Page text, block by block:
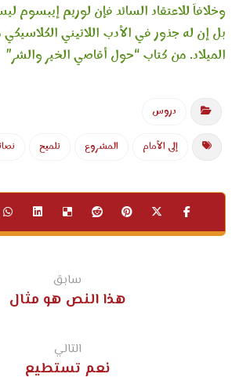
وخلافاَ للاعتقاد السائد فإن لوريم إيبسوم
بل إن له جذور في الأدب اللاتيني
الميلاد. من كتاب “حول أقاصي الخير والشر”
دروس
إلى الأمام المشروع تلميح
سابق
هذا النص هو مثال
التالي
نعم تستطيع